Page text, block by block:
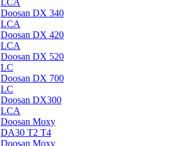
LCA
Doosan DX 340
LCA
Doosan DX 420
LCA
Doosan DX 520
LC
Doosan DX 700
LC
Doosan DX300
LCA
Doosan Moxy
DA30 T2 T4
Doosan Moxy